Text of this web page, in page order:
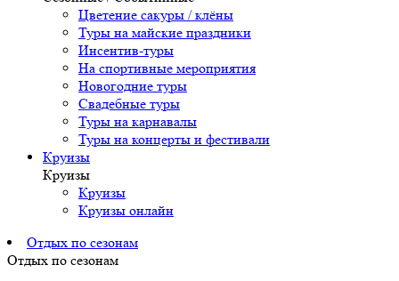
Цветение сакуры / клёны
Туры на майские праздники
Инсентив-туры
На спортивные мероприятия
Новогодние туры
Свадебные туры
Туры на карнавалы
Туры на концерты и фестивали
Круизы
Круизы
Круизы
Круизы онлайн
Отдых по сезонам
Отдых по сезонам